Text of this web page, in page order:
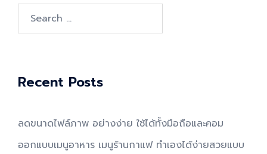
for:
Recent Posts
ลดขนาดไฟล์ภาพ อย่างง่าย ใช้ได้ทั้งมือถือและคอม
ออกแบบเมนูอาหาร เมนูร้านกาแฟ ทำเองได้ง่ายสวยแบบ